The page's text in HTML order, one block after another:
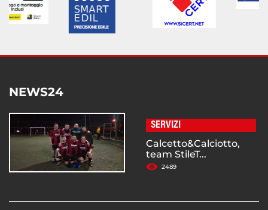
NEWS24
SERVIZI
Calcetto&Calciotto,
team StileT...
2489